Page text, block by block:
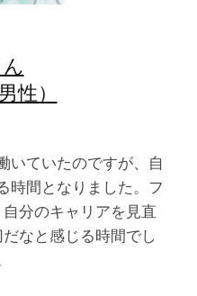
性）
いていたのですが、自
時間となりました。フ
分のキャリアを見直
なと感じる時間でし